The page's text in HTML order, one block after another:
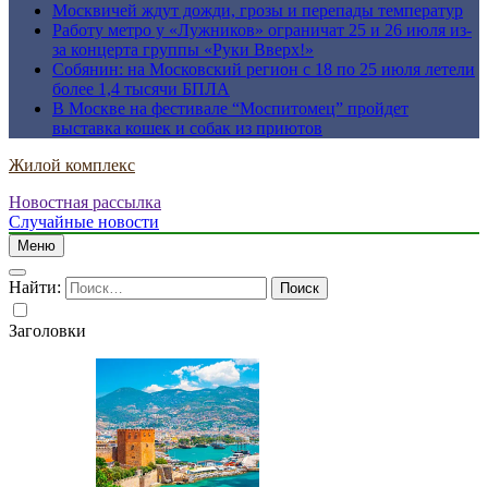
Москвичей ждут дожди, грозы и перепады температур
Работу метро у «Лужников» ограничат 25 и 26 июля из-
за концерта группы «Руки Вверх!»
Собянин: на Московский регион с 18 по 25 июля летели
более 1,4 тысячи БПЛА
В Москве на фестивале “Моспитомец” пройдет
выставка кошек и собак из приютов
Жилой комплекс
Новостная рассылка
Случайные новости
Меню
Найти:
Заголовки